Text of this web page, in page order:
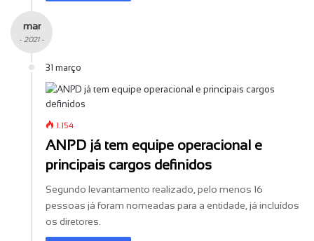
mar
- 2021 -
31 março
1.154
ANPD já tem equipe operacional e
principais cargos definidos
Segundo levantamento realizado, pelo menos 16
pessoas já foram nomeadas para a entidade, já incluídos
os diretores.